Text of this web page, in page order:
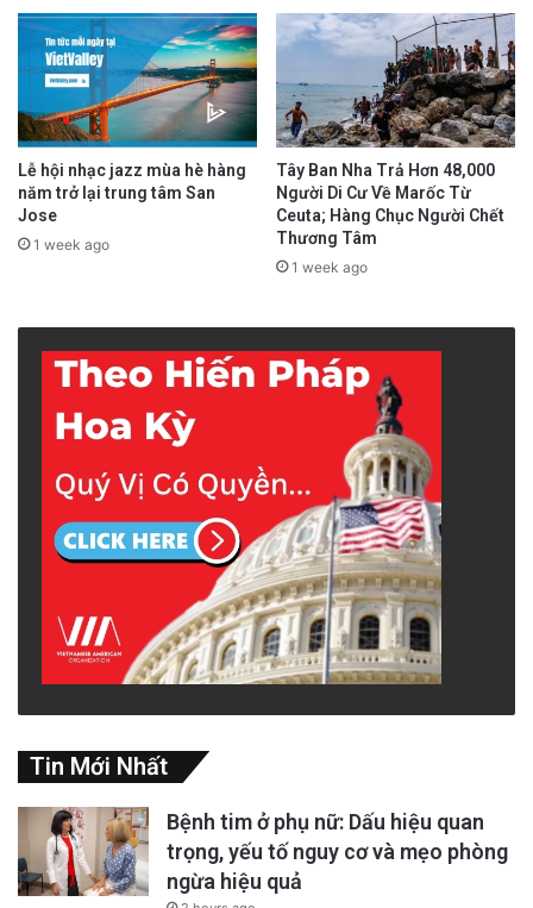
Lễ hội nhạc jazz mùa hè hàng
năm trở lại trung tâm San
Jose
1 week ago
Tây Ban Nha Trả Hơn 48,000
Người Di Cư Về Marốc Từ
Ceuta; Hàng Chục Người Chết
Thương Tâm
1 week ago
Tin Mới Nhất
Bệnh tim ở phụ nữ: Dấu hiệu quan
trọng, yếu tố nguy cơ và mẹo phòng
ngừa hiệu quả